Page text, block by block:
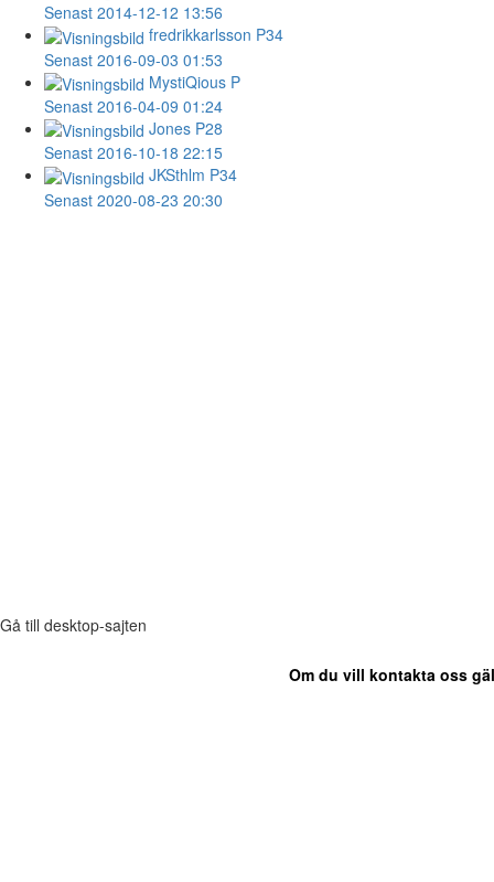
Senast 2014-12-12 13:56
fredrikkarlsson P34
Senast 2016-09-03 01:53
MystiQious P
Senast 2016-04-09 01:24
Jones P28
Senast 2016-10-18 22:15
JKSthlm P34
Senast 2020-08-23 20:30
Gå till desktop-sajten
Om du vill kontakta oss